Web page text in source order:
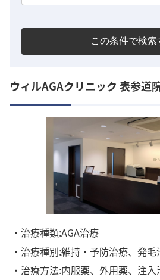
この条件で検索
ウィルAGAクリニック 表参道
・治療種類:AGA治療
・治療種別:維持・予防治療、発毛
・治療方法:内服薬、外用薬、注